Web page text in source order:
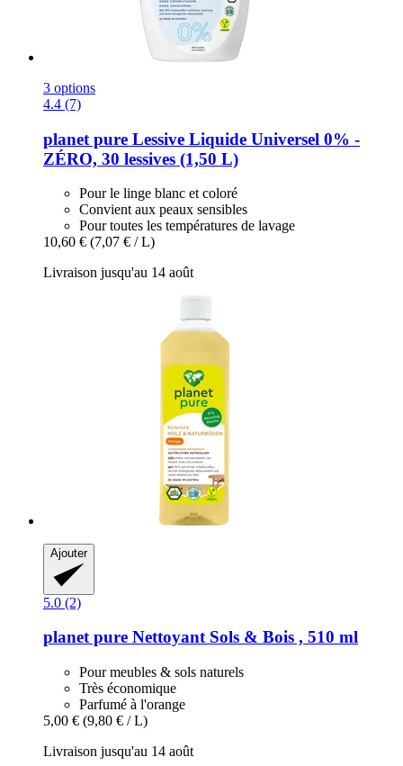
3 options
4.4 (7)
planet pure Lessive Liquide Universel 0% -​
ZÉRO, 30 lessives (1,50 L)
Pour le linge blanc et coloré
Convient aux peaux sensibles
Pour toutes les températures de lavage
10,60 € (7,07 € / L)
Livraison jusqu'au 14 août
Ajouter
5.0 (2)
planet pure Nettoyant Sols & Bois , 510 ml
Pour meubles & sols naturels
Très économique
Parfumé à l'orange
5,00 € (9,80 € / L)
Livraison jusqu'au 14 août